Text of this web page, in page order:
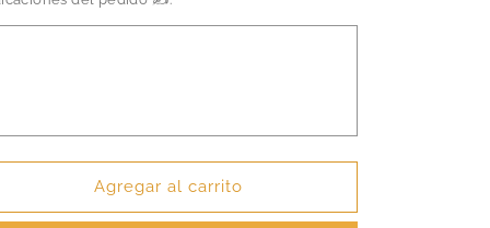
Juego
del
Rey
Juego
del
Rey
Agregar al carrito